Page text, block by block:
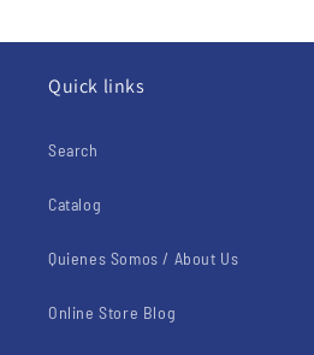
Quick links
Search
Catalog
Quienes Somos / About Us
Online Store Blog